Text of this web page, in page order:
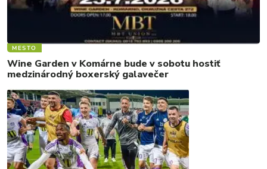
MESTO
Wine Garden v Komárne bude v sobotu hostiť
medzinárodný boxerský galavečer